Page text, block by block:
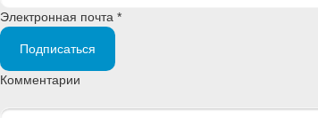
Электронная почта *
Подписаться
Комментарии